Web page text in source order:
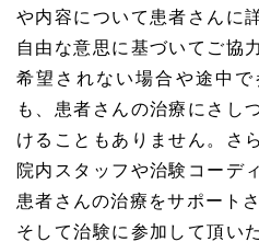
や内容について患者さんに
自由な意思に基づいてご協
希望されない場合や途中
も、患者さんの治療にさし
けることもありません。さ
院内スタッフや治験コーデ
患者さんの治療をサポート
そして治験に参加して頂い